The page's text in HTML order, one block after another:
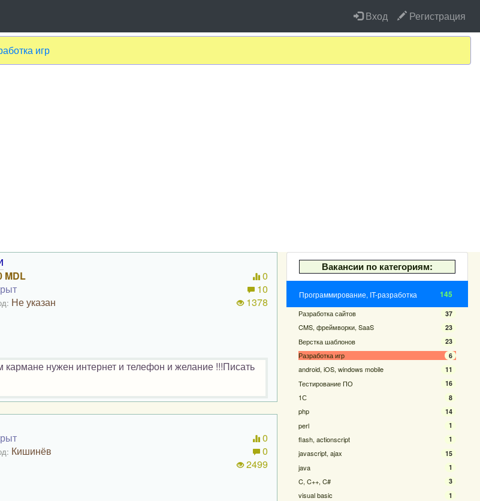
Вход Регистрация
игр
Вакансии по категориям:
Программирование, IT-разработка 145
Разработка сайтов 37
CMS, фреймворки, SaaS 23
Верстка шаблонов 23
Разработка игр 6
android, iOS, windows mobile 11
Тестирование ПО 16
1С 8
php 14
perl 1
flash, actionscript 1
javascript, ajax 15
java 1
C, C++, C# 3
visual basic 1
MDL
Не указан
0
10
1378
нужен интернет и телефон и желание !!!Писать
Кишинёв
0
0
2499